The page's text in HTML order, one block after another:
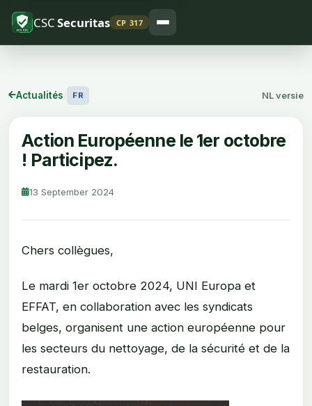
CSCSecuritas CP 317
Actualités FR NL versie
Action Européenne le 1er octobre
! Participez.
13 September 2024
Chers collègues,
Le mardi 1er octobre 2024, UNI Europa et
EFFAT, en collaboration avec les syndicats
belges, organisent une action européenne pour
les secteurs du nettoyage, de la sécurité et de la
restauration.